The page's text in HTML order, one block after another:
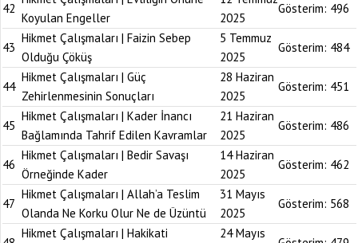
42
Koyulan Engeller
2025
Gösterim: 496
43
Hikmet Çalışmaları | Faizin Sebep
Olduğu Çöküş
5 Temmuz
2025
Gösterim: 484
44
Hikmet Çalışmaları | Güç
Zehirlenmesinin Sonuçları
28 Haziran
2025
Gösterim: 451
45
Hikmet Çalışmaları | Kader İnancı
Bağlamında Tahrif Edilen Kavramlar
21 Haziran
2025
Gösterim: 486
46
Hikmet Çalışmaları | Bedir Savaşı
Örneğinde Kader
14 Haziran
2025
Gösterim: 462
47
Hikmet Çalışmaları | Allah’a Teslim
Olanda Ne Korku Olur Ne de Üzüntü
31 Mayıs
2025
Gösterim: 568
Hikmet Çalışmaları | Hakikati 24 Mayıs